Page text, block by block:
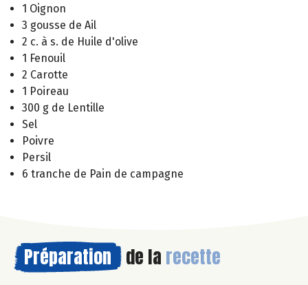
1 Oignon
3 gousse de Ail
2 c. à s. de Huile d'olive
1 Fenouil
2 Carotte
1 Poireau
300 g de Lentille
Sel
Poivre
Persil
6 tranche de Pain de campagne
Préparation de la recette